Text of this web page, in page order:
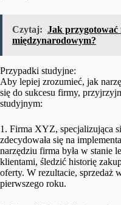
Czytaj: Jak
międzynarodowym?
Przypadki studyjne:
Aby lepiej zrozumieć, jak
się do sukcesu firmy,
studyjnym:
1. Firma XYZ, specjalizująca
zdecydowała się na
narzędziu firma była w stanie
klientami, śledzić historię
oferty. W rezultacie, sprzedaż
pierwszego roku.